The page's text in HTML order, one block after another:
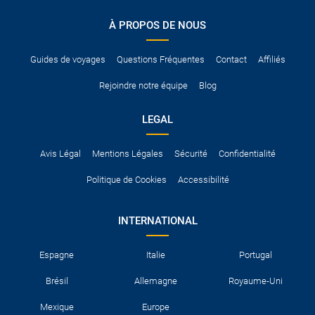
Pour vous en assurer, vous pouvez vous renseigner auprès des
services consulaires du pays concerné.
À PROPOS DE NOUS
Guides de voyages Questions Fréquentes Contact Affiliés
Rejoindre notre équipe Blog
LEGAL
Avis Légal Mentions Légales Sécurité Confidentialité
Politique de Cookies Accessibilité
INTERNATIONAL
Espagne Italie Portugal
Brésil Allemagne Royaume-Uni
Mexique Europe